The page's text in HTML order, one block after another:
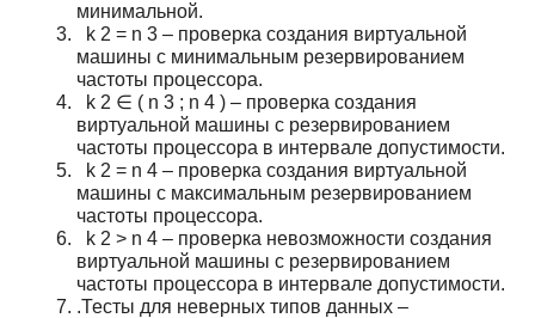
минимальной.
k 2 = n 3 – проверка создания виртуальной
машины с минимальным резервированием
частоты процессора.
k 2 ∈ ( n 3 ; n 4 ) – проверка создания
виртуальной машины с резервированием
частоты процессора в интервале допустимости.
k 2 = n 4 – проверка создания виртуальной
машины с максимальным резервированием
частоты процессора.
k 2 > n 4 – проверка невозможности создания
виртуальной машины с резервированием
частоты процессора в интервале допустимости.
.Тесты для неверных типов данных –